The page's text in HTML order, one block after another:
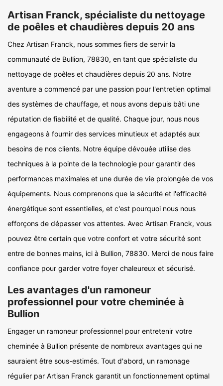
Artisan Franck, spécialiste du nettoyage
de poêles et chaudières depuis 20 ans
Chez Artisan Franck, nous sommes fiers de servir la
communauté de Bullion, 78830, en tant que spécialiste du
nettoyage de poêles et chaudières depuis 20 ans. Notre
aventure a commencé par une passion pour l'entretien optimal
des systèmes de chauffage, et nous avons depuis bâti une
réputation de fiabilité et de qualité. Chaque jour, nous nous
engageons à fournir des services minutieux et adaptés aux
besoins de nos clients. Notre équipe dévouée utilise des
techniques à la pointe de la technologie pour garantir des
performances maximales et une durée de vie prolongée de vos
équipements. Nous comprenons que la sécurité et l'efficacité
énergétique sont essentielles, et c'est pourquoi nous nous
efforçons de dépasser vos attentes. Avec Artisan Franck, vous
pouvez être certain que votre confort et votre sécurité sont
entre de bonnes mains, ici à Bullion, 78830. Merci de nous faire
confiance pour garder votre foyer chaleureux et sécurisé.
Les avantages d'un ramoneur
professionnel pour votre cheminée à
Bullion
Engager un ramoneur professionnel pour entretenir votre
cheminée à Bullion présente de nombreux avantages qui ne
sauraient être sous-estimés. Tout d'abord, un ramonage
régulier par Artisan Franck garantit un fonctionnement optimal